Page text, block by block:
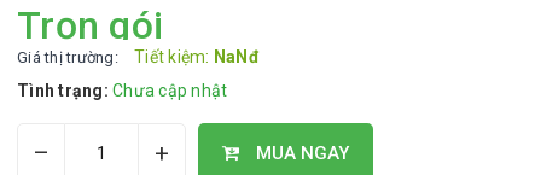
Trọn gói
Giá thị trường: Tiết kiệm: NaNđ
Tình trạng: Chưa cập nhật
– + MUA NGAY